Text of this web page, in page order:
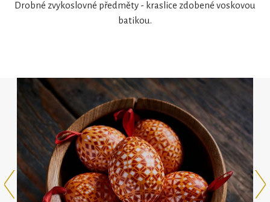
Drobné zvykoslovné předměty - kraslice zdobené voskovou
batikou.